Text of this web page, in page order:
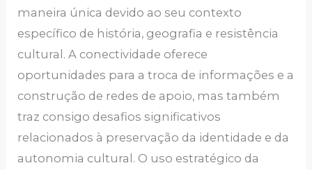
maneira única devido ao seu contexto
específico de história, geografia e resistência
cultural. A conectividade oferece
oportunidades para a troca de informações e a
construção de redes de apoio, mas também
traz consigo desafios significativos
relacionados à preservação da identidade e da
autonomia cultural. O uso estratégico da